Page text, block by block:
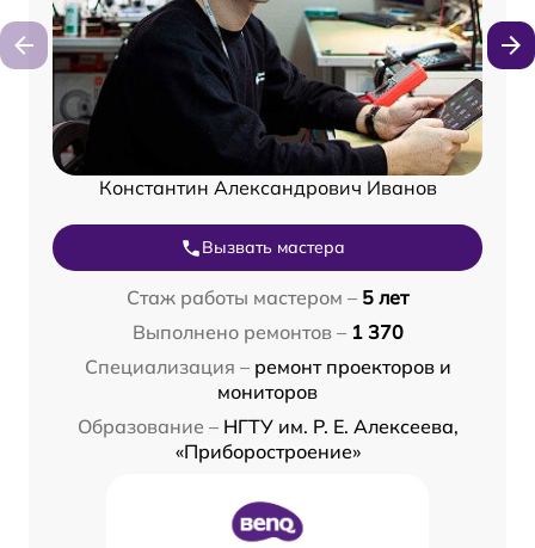
Константин Александрович Иванов
Вызвать мастера
Стаж работы мастером – 5 лет
Выполнено ремонтов – 1 370
Специализация – ремонт проекторов и
мониторов
Образование – НГТУ им. Р. Е. Алексеева,
«Приборостроение»